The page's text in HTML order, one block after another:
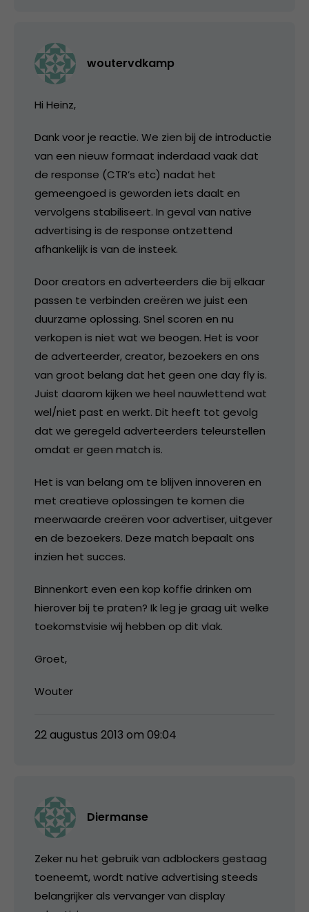
woutervdkamp
Hi Heinz,
Dank voor je reactie. We zien bij de introductie
van een nieuw formaat inderdaad vaak dat
de response (CTR’s etc) nadat het
gemeengoed is geworden iets daalt en
vervolgens stabiliseert. In geval van native
advertising is de response ontzettend
afhankelijk is van de insteek.
Door creators en adverteerders die bij elkaar
passen te verbinden creëren we juist een
duurzame oplossing. Snel scoren en nu
verkopen is niet wat we beogen. Het is voor
de adverteerder, creator, bezoekers en ons
van groot belang dat het geen one day fly is.
Juist daarom kijken we heel nauwlettend wat
wel/niet past en werkt. Dit heeft tot gevolg
dat we geregeld adverteerders teleurstellen
omdat er geen match is.
Het is van belang om te blijven innoveren en
met creatieve oplossingen te komen die
meerwaarde creëren voor advertiser, uitgever
en de bezoekers. Deze match bepaalt ons
inzien het succes.
Binnenkort even een kop koffie drinken om
hierover bij te praten? Ik leg je graag uit welke
toekomstvisie wij hebben op dit vlak.
Groet,
Wouter
22 augustus 2013 om 09:04
Diermanse
Zeker nu het gebruik van adblockers gestaag
toeneemt, wordt native advertising steeds
belangrijker als vervanger van display